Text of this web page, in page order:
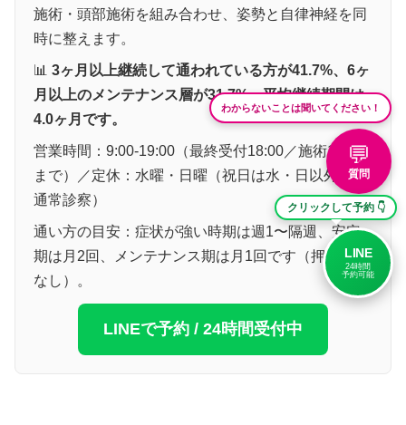
施術・頭部施術を組み合わせ、姿勢と自律神経を同
時に整えます。
📊 3ヶ月以上継続して通われている方が41.7%、6ヶ
月以上のメンテナンス層が31.7%、平均継続期間は
4.0ヶ月です。
営業時間：9:00-19:00（最終受付18:00／施術19:00
まで）／定休：水曜・日曜（祝日は水・日以外なら
通常診察）
通い方の目安：症状が強い時期は週1〜隔週、安定
期は月2回、メンテナンス期は月1回です（押し売り
なし）。
LINEで予約 / 24時間受付中
わからないことは聞いてください！
💬
質問
クリックして予約 👇
LINE
24時間
予約可能